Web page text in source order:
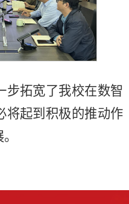
步拓宽了我校在数智
将起到积极的推动作